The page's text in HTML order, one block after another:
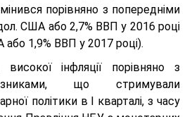
порівняно з попередніми
США або 2,7% ВВП у 2016 році
1,9% ВВП у 2017 році).
інфляції порівняно з
що стримували
політики в І кварталі, з часу